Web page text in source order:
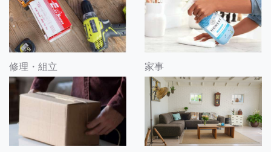
修理・組立 家事